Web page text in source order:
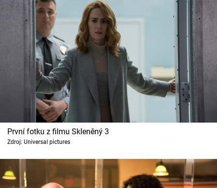
První fotku z filmu Skleněný 3
Zdroj: Universal pictures